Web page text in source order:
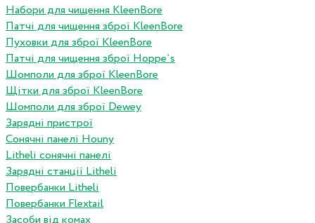
Набори для чищення KleenBore
Патчі для чищення зброї KleenBore
Пуховки для зброї KleenBore
Патчі для чищення зброї Hoppe`s
Шомполи для зброї KleenBore
Щітки для зброї KleenBore
Шомполи для зброї Dewey
Зарядні пристрої
Сонячні панелі Houny
Litheli сонячні панелі
Зарядні станції Litheli
Повербанки Litheli
Повербанки Flextail